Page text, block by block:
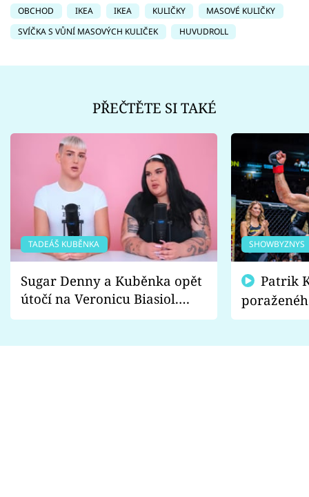
OBCHOD IKEA IKEA KULIČKY
MASOVÉ KULIČKY
SVÍČKA S VŮNÍ MASOVÝCH KULIČEK
HUVUDROLL
PŘEČTĚTE SI TAKÉ
TADEÁŠ KUBĚNKA
Sugar Denny a Kuběnka opět
útočí na Veronicu Biasiol.
Proč je podle nich falešná a
SHOWBYZNYS
fanoušci